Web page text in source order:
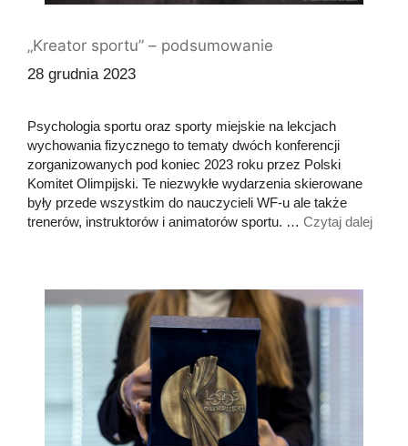
„Kreator sportu” – podsumowanie
28 grudnia 2023
Psychologia sportu oraz sporty miejskie na lekcjach
wychowania fizycznego to tematy dwóch konferencji
zorganizowanych pod koniec 2023 roku przez Polski
Komitet Olimpijski. Te niezwykłe wydarzenia skierowane
były przede wszystkim do nauczycieli WF-u ale także
trenerów, instruktorów i animatorów sportu. … Czytaj dalej